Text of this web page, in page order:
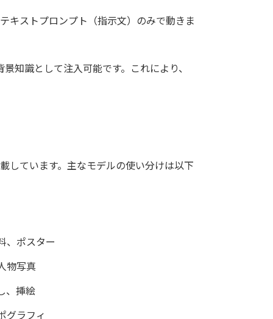
キストプロンプト（指示文）のみで動きま
知識として注入可能です。これにより、
しています。主なモデルの使い分けは以下
、ポスター
物写真
、挿絵
グラフィ